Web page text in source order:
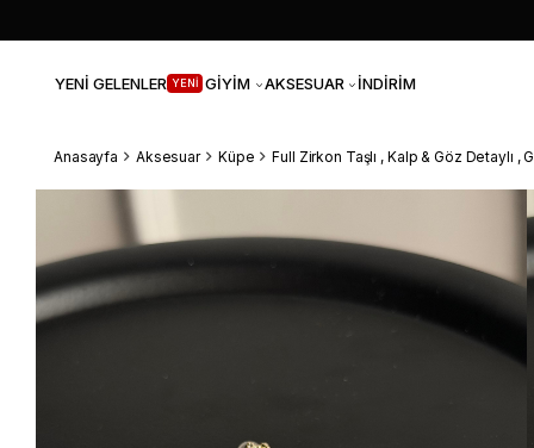
YENİ GELENLER YENİ GİYİM AKSESUAR İNDİRİM
Anasayfa Aksesuar Küpe Full Zirkon Taşlı , Kalp & Göz Detaylı ,